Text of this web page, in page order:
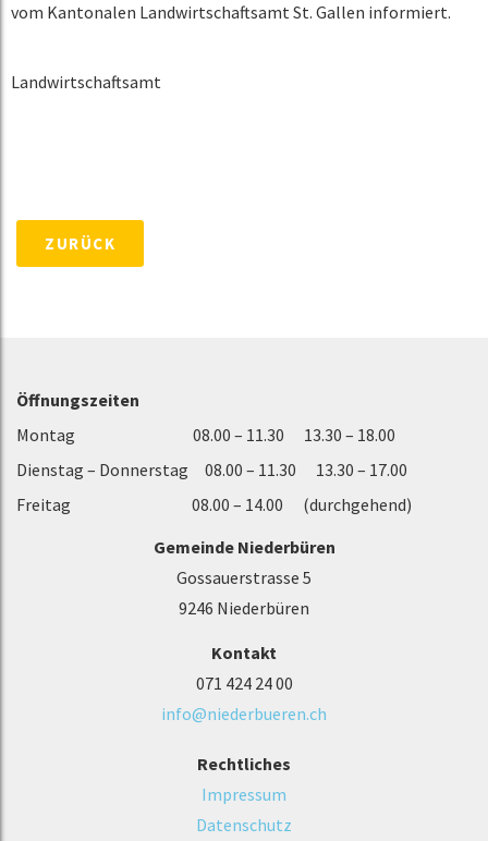
vom Kantonalen Landwirtschaftsamt St. Gallen informiert.
Landwirtschaftsamt
ZURÜCK
Öffnungszeiten
Montag 08.00 – 11.30 13.30 – 18.00
Dienstag – Donnerstag 08.00 – 11.30 13.30 – 17.00
Freitag 08.00 – 14.00 (durchgehend)
Gemeinde Niederbüren
Gossauerstrasse 5
9246 Niederbüren
Kontakt
071 424 24 00
info@niederbueren.ch
Rechtliches
Impressum
Datenschutz